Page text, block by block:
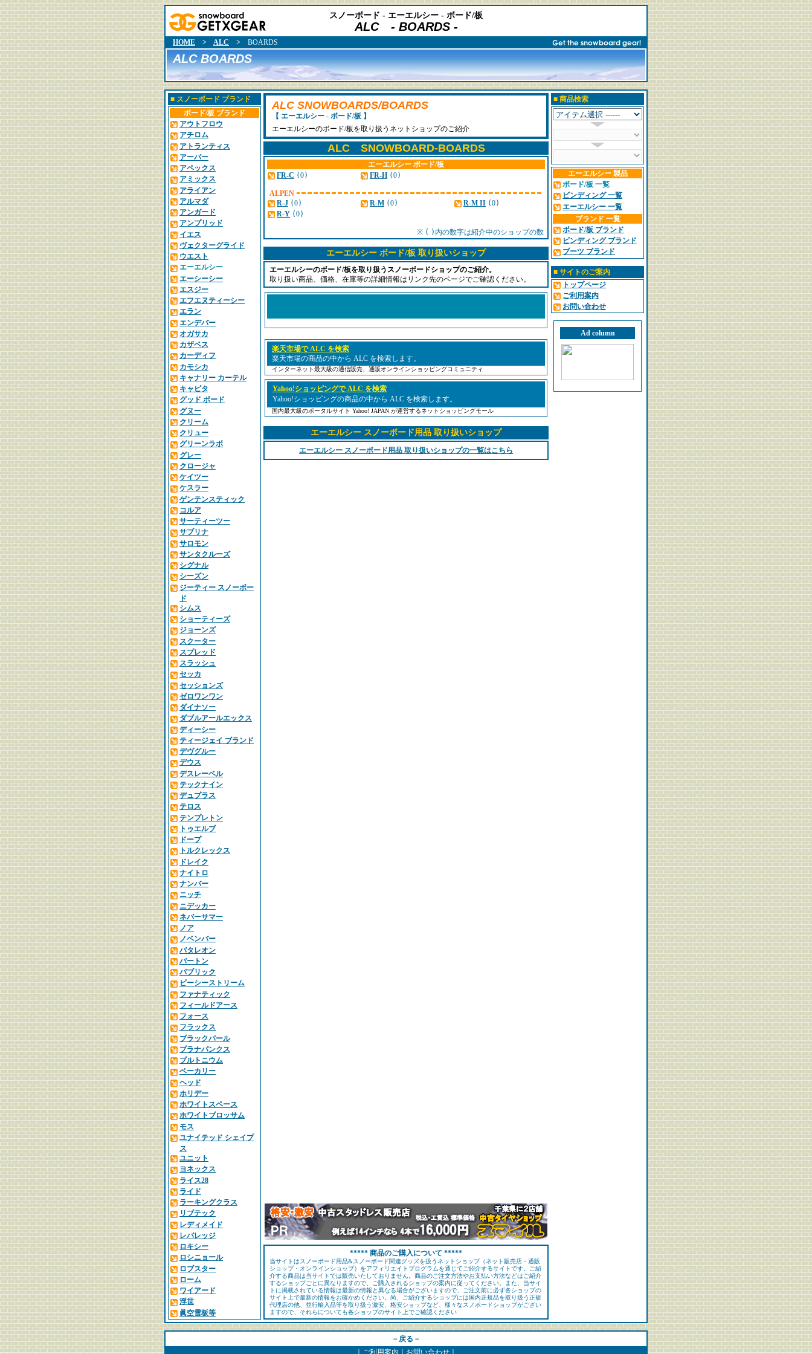
スノーボード - エーエルシー - ボード/板
ALC - BOARDS -
HOME > ALC > BOARDS
ALC BOARDS
■ スノーボード ブランド
ボード/板 ブランド
アウトフロウ
アチロム
アトランティス
アーバー
アペックス
アミックス
アライアン
アルマダ
アンガード
アンプリッド
イエス
ヴェクターグライド
ウエスト
エーエルシー
エーシーシー
エスジー
エフエヌティーシー
エラン
エンデバー
オガサカ
カザベス
カーディフ
カモシカ
キャナリー カーテル
キャピタ
グッド ボード
グヌー
クリーム
クリュー
グリーンラボ
グレー
クロージャ
ケイツー
ケスラー
ゲンテンスティック
コルア
サーティーツー
サブリナ
サロモン
サンタクルーズ
シグナル
シーズン
ジーティー スノーボー
ド
シムス
ショーティーズ
ジョーンズ
スクーター
スプレッド
スラッシュ
セッカ
セッションズ
ゼロワンワン
ダイナソー
ダブルアールエックス
ディーシー
ティージェイ ブランド
デヴグルー
デウス
デスレーベル
テックナイン
デュプラス
テロス
テンプレトン
トゥエルブ
ドープ
トルクレックス
ドレイク
ナイトロ
ナンバー
ニッチ
ニデッカー
ネバーサマー
ノア
ノベンバー
バタレオン
バートン
パブリック
ビーシーストリーム
ファナティック
フィールドアース
フォース
フラックス
ブラックパール
プラナパンクス
プルトニウム
ベーカリー
ヘッド
ホリデー
ホワイトスペース
ホワイトブロッサム
モス
ユナイテッド シェイプ
ス
ユニット
ヨネックス
ライス28
ライド
ラーキングクラス
リブテック
レディメイド
レバレッジ
ロキシー
ロシニョール
ロブスター
ローム
ワイアード
浮世
眞空雪板等
ALC SNOWBOARDS/BOARDS
【 エーエルシー - ボード/板 】
エーエルシーのボード/板を取り扱うネットショップのご紹介
ALC SNOWBOARD-BOARDS
エーエルシー ボード/板
FR-C (0) FR-H (0)
ALPEN
R-J (0) R-M (0) R-M II (0)
R-Y (0)
※ ( ) 内の数字は紹介中のショップの数
エーエルシー ボード/板 取り扱いショップ
エーエルシーのボード/板を取り扱うスノーボードショップのご紹介。
取り扱い商品、価格、在庫等の詳細情報はリンク先のページでご確認ください。
楽天市場で ALC を検索
楽天市場の商品の中から ALC を検索します。
インターネット最大級の通信販売、通販オンラインショッピングコミュニティ
Yahoo!ショッピングで ALC を検索
Yahoo!ショッピングの商品の中から ALC を検索します。
国内最大級のポータルサイト Yahoo! JAPAN が運営するネットショッピングモール
エーエルシー スノーボード用品 取り扱いショップ
エーエルシー スノーボード用品 取り扱いショップの一覧はこちら
■ 商品検索
エーエルシー 製品
ボード/板 一覧
ビンディング 一覧
エーエルシー 一覧
ブランド 一覧
ボード/板 ブランド
ビンディング ブランド
ブーツ ブランド
■ サイトのご案内
トップページ
ご利用案内
お問い合わせ
Ad column
***** 商品のご購入について *****
当サイトはスノーボード用品&スノーボード関連グッズを扱うネットショップ（ネット販売店・通販
ショップ・オンラインショップ）をアフィリエイトプログラムを通じてご紹介するサイトです。ご紹
介する商品は当サイトでは販売いたしておりません。商品のご注文方法やお支払い方法などはご紹介
するショップごとに異なりますので、ご購入されるショップの案内に従ってください。また、当サイ
トに掲載されている情報は最新の情報と異なる場合がございますので、ご注文前に必ず各ショップの
サイト上で最新の情報をお確かめください。尚、ご紹介するショップには国内正規品を取り扱う正規
代理店の他、並行輸入品等を取り扱う激安、格安ショップなど、様々なスノボードショップがござい
ますので、それらについても各ショップのサイト上でご確認ください
－戻る－
ご利用案内 お問い合わせ